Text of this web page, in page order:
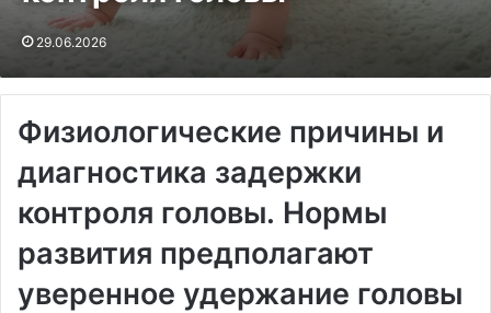
29.06.2026
Физиологические причины и
диагностика задержки
контроля головы․ Нормы
развития предполагают
уверенное удержание головы